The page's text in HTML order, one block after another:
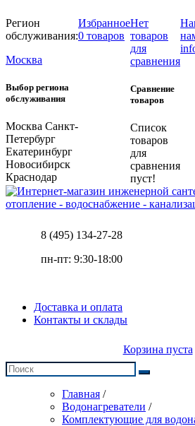
Регион
обслуживания:
Москва
Выбор региона
обслуживания
Москва Санкт-
Петербург
Екатеринбург
Новосибирск
Краснодар
Избранное
0 товаров
Нет
товаров
для
сравнения
Сравнение
товаров
Список
товаров
для
сравнения
пуст!
отопление - водоснабжение -
8 (495) 134-27-28
пн-пт: 9:30-18:00
Доставка и оплата
Контакты и склады
Корзина пуста
Главная /
Водонагреватели /
Комплектующие для